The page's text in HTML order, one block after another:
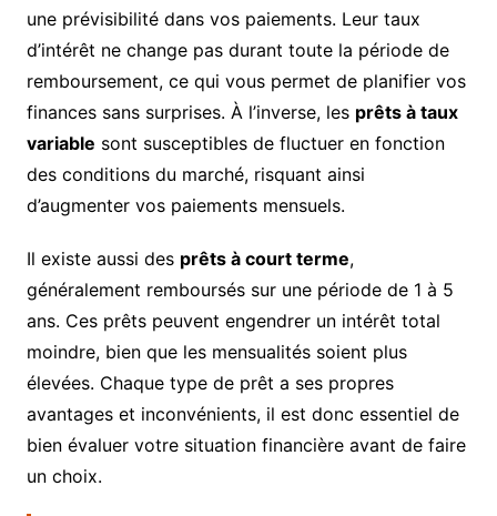
une prévisibilité dans vos paiements. Leur taux
d’intérêt ne change pas durant toute la période de
remboursement, ce qui vous permet de planifier vos
finances sans surprises. À l’inverse, les prêts à taux
variable sont susceptibles de fluctuer en fonction
des conditions du marché, risquant ainsi
d’augmenter vos paiements mensuels.
Il existe aussi des prêts à court terme,
généralement remboursés sur une période de 1 à 5
ans. Ces prêts peuvent engendrer un intérêt total
moindre, bien que les mensualités soient plus
élevées. Chaque type de prêt a ses propres
avantages et inconvénients, il est donc essentiel de
bien évaluer votre situation financière avant de faire
un choix.